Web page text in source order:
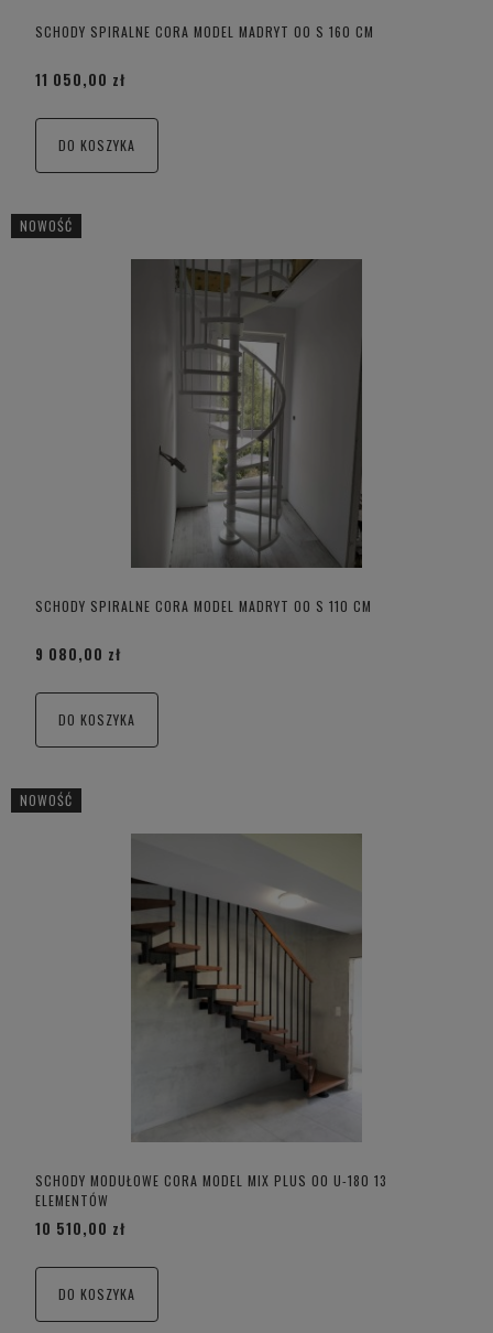
SCHODY SPIRALNE CORA MODEL MADRYT 00 S 160 CM
11 050,00 zł
DO KOSZYKA
SCHODY SPIRALNE CORA MODEL MADRYT 00 S 110 CM
9 080,00 zł
DO KOSZYKA
NOWOŚĆ
SCHODY MODUŁOWE CORA MODEL MIX PLUS 00 U-180 13
ELEMENTÓW
10 510,00 zł
DO KOSZYKA
NOWOŚĆ